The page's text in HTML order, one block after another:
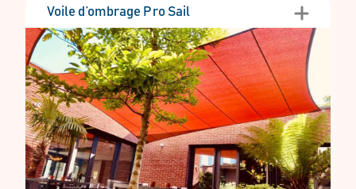
Voile d’ombrage Pro Sail